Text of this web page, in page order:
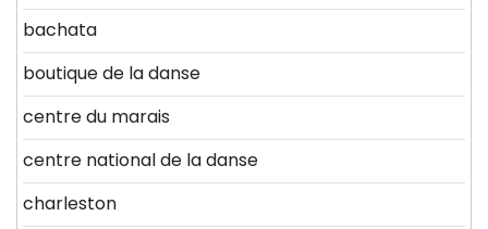
bachata
boutique de la danse
centre du marais
centre national de la danse
charleston